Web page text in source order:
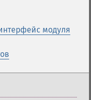
модуля